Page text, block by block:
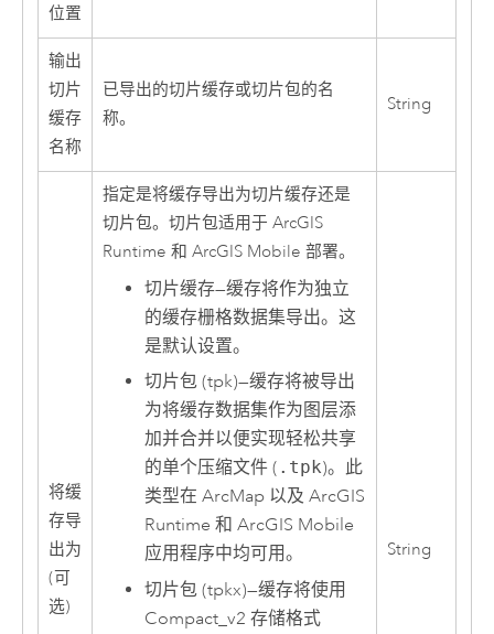
位置
输出
切片
缓存
名称
已导出的切片缓存或切片包的名
称。
String
将缓
存导
出为
(可
选)
指定是将缓存导出为切片缓存还是
切片包。切片包适用于 ArcGIS
Runtime 和 ArcGIS Mobile 部署。
切片缓存—缓存将作为独立
的缓存栅格数据集导出。这
是默认设置。
切片包 (tpk)—缓存将被导出
为将缓存数据集作为图层添
加并合并以便实现轻松共享
的单个压缩文件 ( .tpk)。此
类型在 ArcMap 以及 ArcGIS
Runtime 和 ArcGIS Mobile
应用程序中均可用。
切片包 (tpkx)—缓存将使用
Compact_v2 存储格式
String